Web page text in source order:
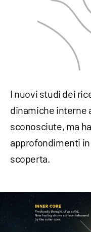
I nuovi studi dei
dinamiche interne
sconosciute, ma
approfondimenti
scoperta.